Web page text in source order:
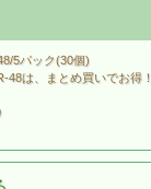
5パック(30個)
48は、まとめ買いでお得！